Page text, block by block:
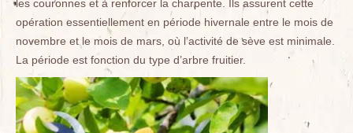
les couronnes et à renforcer la charpente. Ils assurent cette
opération essentiellement en période hivernale entre le mois de
novembre et le mois de mars, où l’activité de sève est minimale.
La période est fonction du type d’arbre fruitier.